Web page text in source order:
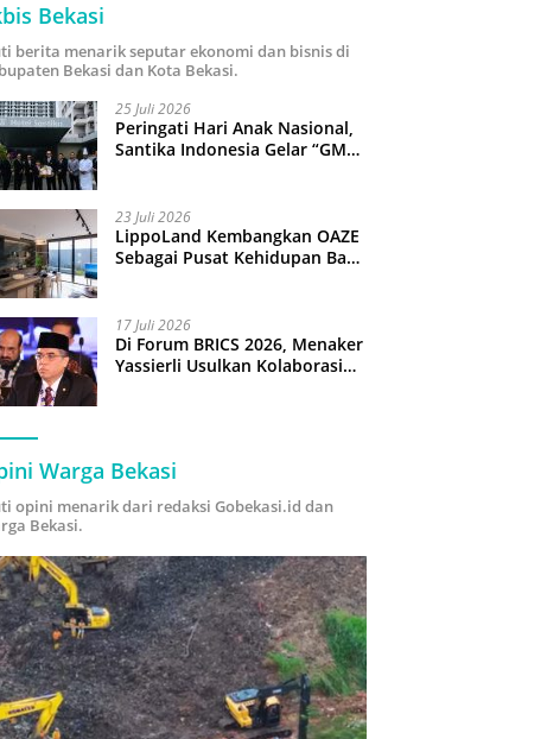
Bekasi
berita menarik seputar ekonomi dan bisnis di
Bekasi dan Kota Bekasi.
25 Juli 2026
Peringati Hari Anak Nasional,
Santika Indonesia Gelar “GM
23 Juli 2026
LippoLand Kembangkan OAZE
Sebagai Pusat Kehidupan Baru
17 Juli 2026
Di Forum BRICS 2026, Menaker
Yassierli Usulkan Kolaborasi
Warga Bekasi
opini menarik dari redaksi Gobekasi.id dan
Bekasi.